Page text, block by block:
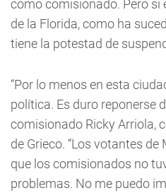
como comisionado. Pero si
de la Florida, como ha
tiene la potestad de
“Por lo menos en esta
política. Es duro reponerse
comisionado Ricky Arriola,
de Grieco. “Los votantes
que los comisionados no
problemas. No me puedo